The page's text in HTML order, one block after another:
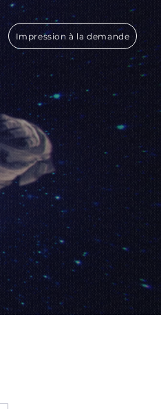
Impression à la demande